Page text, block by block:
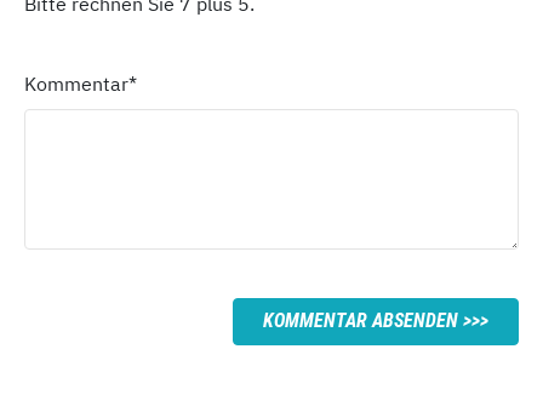
Kommentar*
KOMMENTAR ABSENDEN